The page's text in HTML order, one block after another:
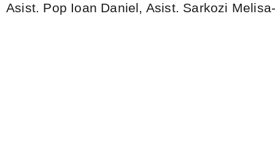
Asist. Pop Ioan Daniel, Asist. Sarkozi